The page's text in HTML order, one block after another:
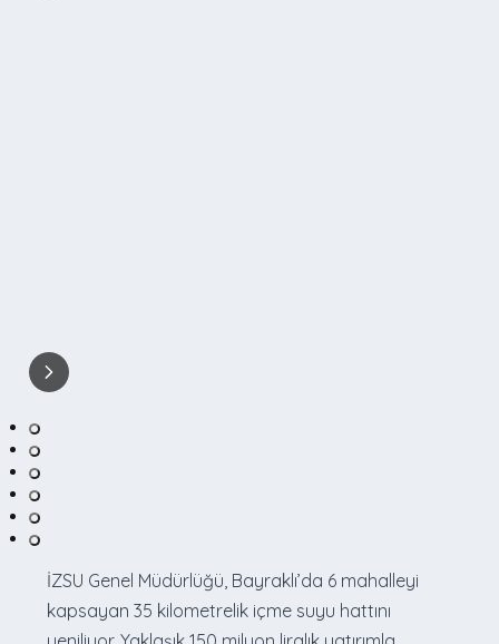
İZSU Genel Müdürlüğü, Bayraklı’da 6 mahalleyi
kapsayan 35 kilometrelik içme suyu hattını